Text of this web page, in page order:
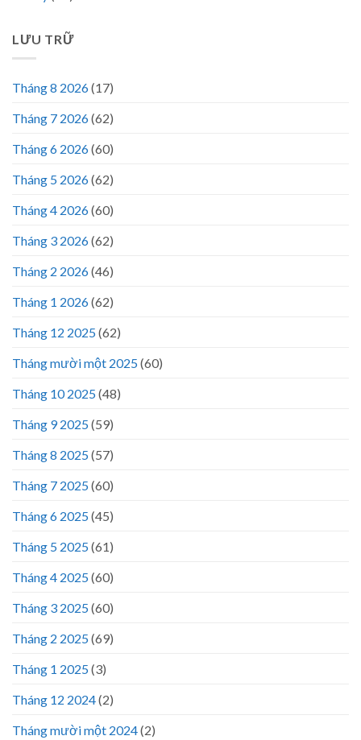
LƯU TRỮ
Tháng 8 2026(17)
Tháng 7 2026(62)
Tháng 6 2026(60)
Tháng 5 2026(62)
Tháng 4 2026(60)
Tháng 3 2026(62)
Tháng 2 2026(46)
Tháng 1 2026(62)
Tháng 12 2025(62)
Tháng mười một 2025(60)
Tháng 10 2025(48)
Tháng 9 2025(59)
Tháng 8 2025(57)
Tháng 7 2025(60)
Tháng 6 2025(45)
Tháng 5 2025(61)
Tháng 4 2025(60)
Tháng 3 2025(60)
Tháng 2 2025(69)
Tháng 1 2025(3)
Tháng 12 2024(2)
Tháng mười một 2024(2)